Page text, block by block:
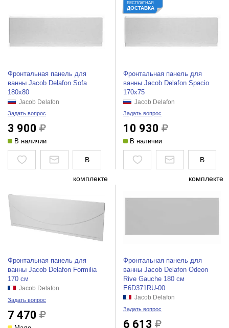
Фронтальная панель для
ванны Jacob Delafon Sofa
180x80
Jacob Delafon
Задать вопрос
3 900
В наличии
В
комплекте
БЕСПЛАТНАЯ
ДОСТАВКА
Фронтальная панель для
ванны Jacob Delafon Spacio
170x75
Jacob Delafon
Задать вопрос
10 930
В наличии
В
комплекте
Фронтальная панель для
ванны Jacob Delafon Formilia
170 см
Jacob Delafon
Задать вопрос
7 470
Фронтальная панель для
ванны Jacob Delafon Odeon
Rive Gauche 180 см
E6D371RU-00
Jacob Delafon
Задать вопрос
6 613